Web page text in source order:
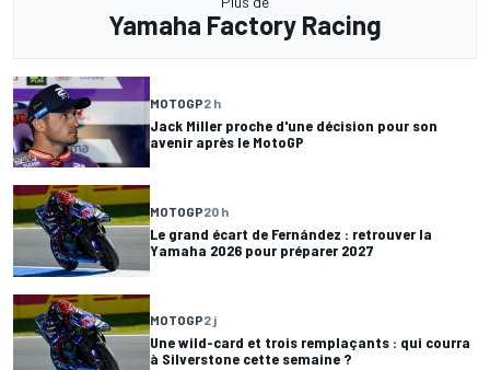
Yamaha Factory Racing
MOTOGP2 h
Jack Miller proche d'une décision pour son
avenir après le MotoGP
MOTOGP20 h
Le grand écart de Fernández : retrouver la
Yamaha 2026 pour préparer 2027
MOTOGP2 j
Une wild-card et trois remplaçants : qui courra
à Silverstone cette semaine ?